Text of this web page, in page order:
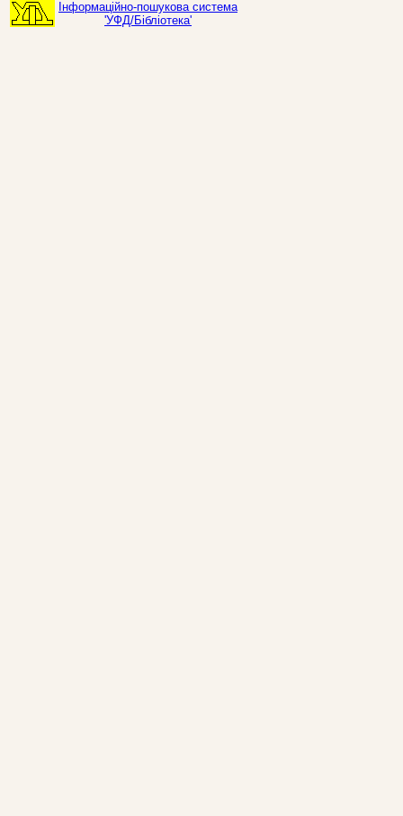
Інформаційно-пошукова система
'УФД/Бібліотека'